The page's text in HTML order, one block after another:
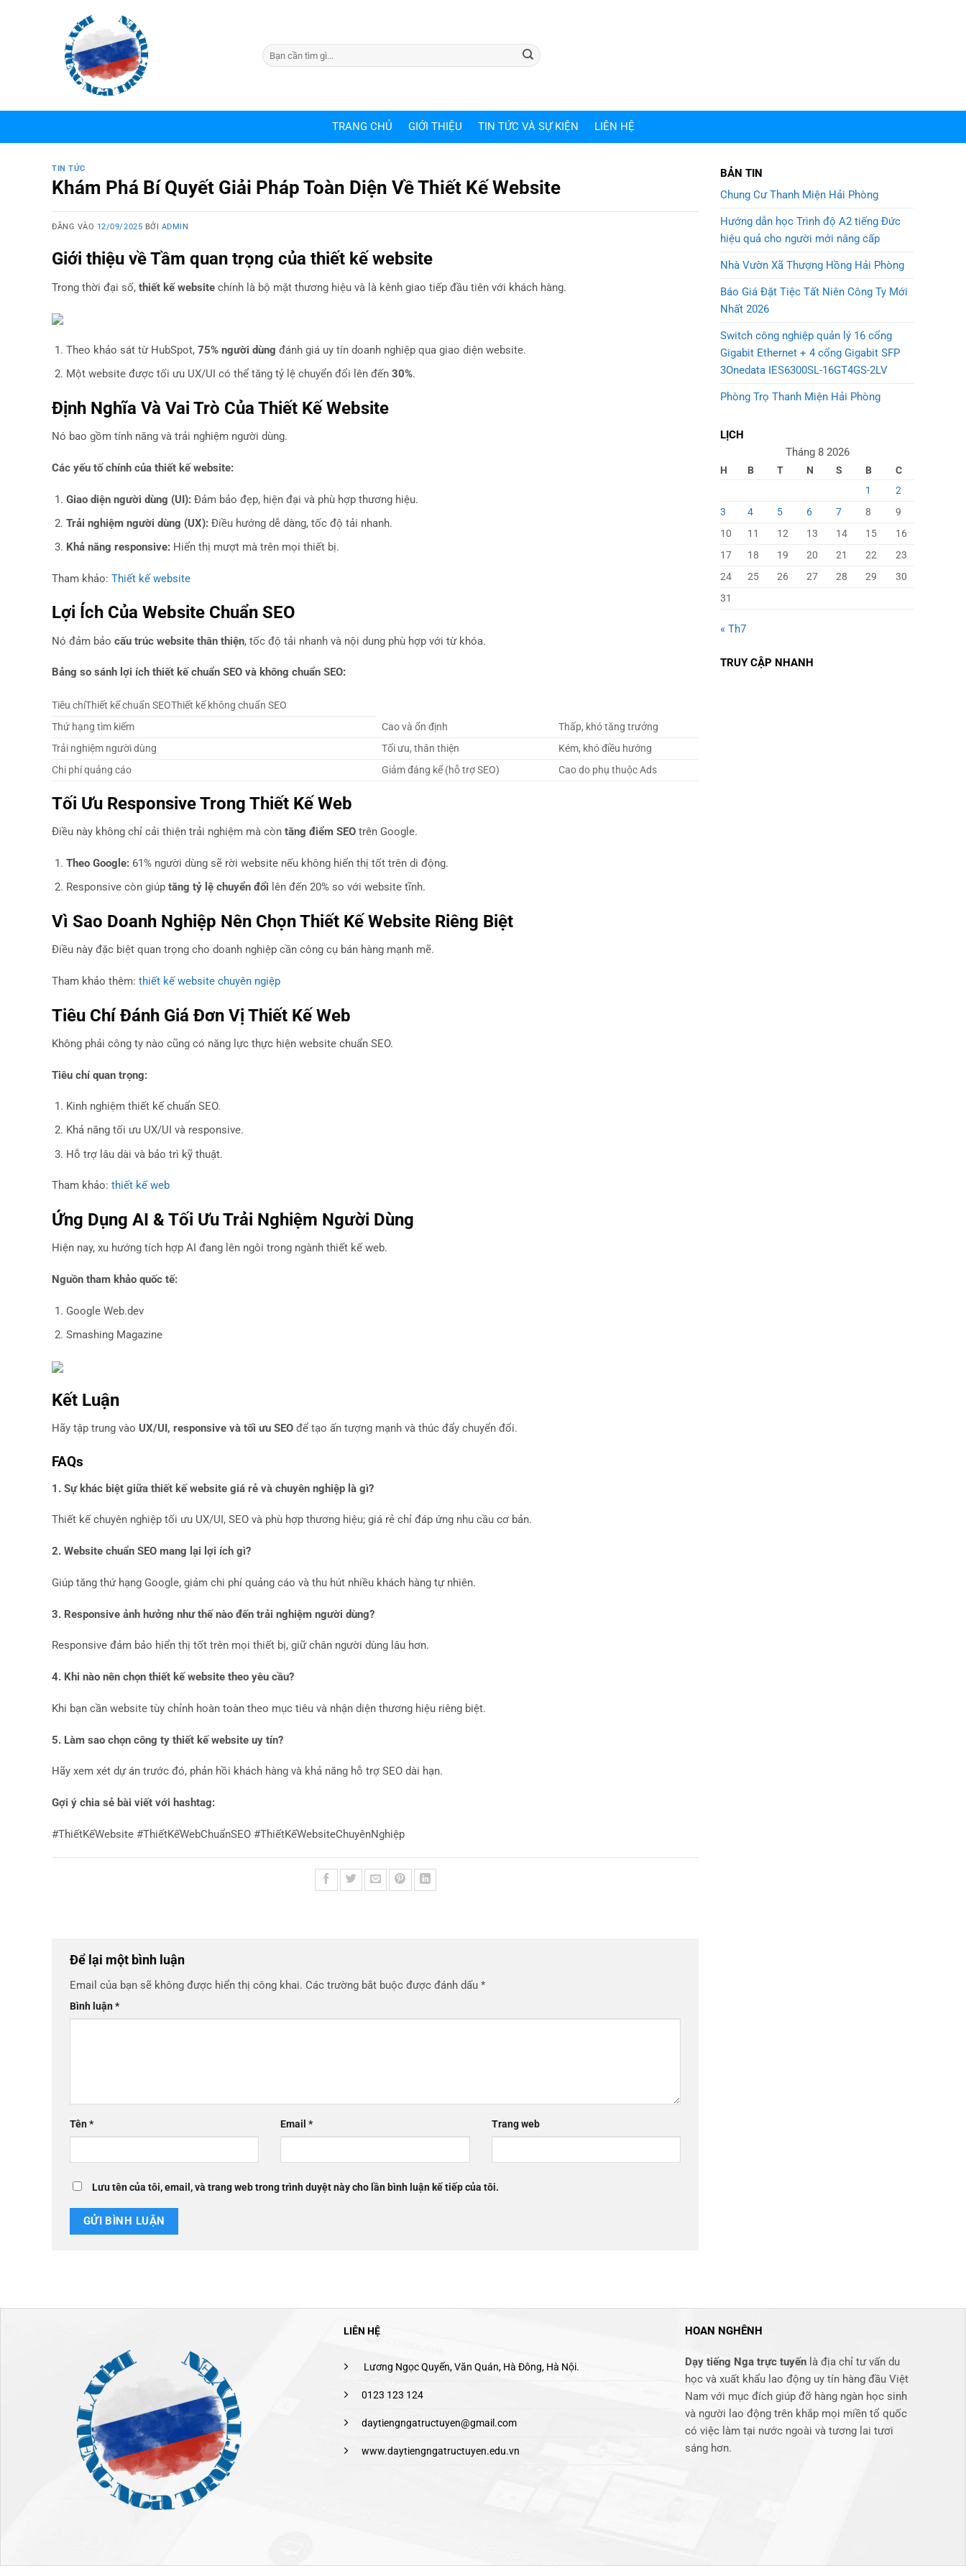
TRANG CHỦ GIỚI THIỆU TIN TỨC VÀ SỰ KIỆN LIÊN HỆ
TIN TỨC
Khám Phá Bí Quyết Giải Pháp Toàn Diện Về Thiết Kế Website
ĐĂNG VÀO 12/09/2025 BỞI ADMIN
Giới thiệu về Tầm quan trọng của thiết kế website
Trong thời đại số, thiết kế website chính là bộ mặt thương hiệu và là kênh giao tiếp đầu tiên với khách hàng.
Theo khảo sát từ HubSpot, 75% người dùng đánh giá uy tín doanh nghiệp qua giao diện website.
Một website được tối ưu UX/UI có thể tăng tỷ lệ chuyển đổi lên đến 30%.
Định Nghĩa Và Vai Trò Của Thiết Kế Website
Nó bao gồm tính năng và trải nghiệm người dùng.
Các yếu tố chính của thiết kế website:
Giao diện người dùng (UI):Đảm bảo đẹp, hiện đại và phù hợp thương hiệu.
Trải nghiệm người dùng (UX):Điều hướng dễ dàng, tốc độ tải nhanh.
Khả năng responsive:Hiển thị mượt mà trên mọi thiết bị.
Tham khảo: Thiết kế website
Lợi Ích Của Website Chuẩn SEO
Nó đảm bảo cấu trúc website thân thiện, tốc độ tải nhanh và nội dung phù hợp với từ khóa.
Bảng so sánh lợi ích thiết kế chuẩn SEO và không chuẩn SEO:
Tiêu chíThiết kế chuẩn SEOThiết kế không chuẩn SEO
Thứ hạng tìm kiếm
Cao và ổn định
Thấp, khó tăng trưởng
Trải nghiệm người dùng
Tối ưu, thân thiện
Kém, khó điều hướng
Chi phí quảng cáo
Giảm đáng kể (hỗ trợ SEO) Cao do phụ thuộc Ads
Tối Ưu Responsive Trong Thiết Kế Web
Điều này không chỉ cải thiện trải nghiệm mà còn tăng điểm SEO trên Google.
Theo Google:61% người dùng sẽ rời website nếu không hiển thị tốt trên di động.
Responsive còn giúp tăng tỷ lệ chuyển đổi lên đến 20% so với website tĩnh.
Vì Sao Doanh Nghiệp Nên Chọn Thiết Kế Website Riêng Biệt
Điều này đặc biệt quan trọng cho doanh nghiệp cần công cụ bán hàng mạnh mẽ.
Tham khảo thêm: thiết kế website chuyên ngiệp
Tiêu Chí Đánh Giá Đơn Vị Thiết Kế Web
Không phải công ty nào cũng có năng lực thực hiện website chuẩn SEO.
Tiêu chí quan trọng:
Kinh nghiệm thiết kế chuẩn SEO.
Khả năng tối ưu UX/UI và responsive.
Hỗ trợ lâu dài và bảo trì kỹ thuật.
Tham khảo: thiết kế web
Ứng Dụng AI & Tối Ưu Trải Nghiệm Người Dùng
Hiện nay, xu hướng tích hợp AI đang lên ngôi trong ngành thiết kế web.
Nguồn tham khảo quốc tế:
Google Web.dev
Smashing Magazine
Kết Luận
Hãy tập trung vào UX/UI, responsive và tối ưu SEO để tạo ấn tượng mạnh và thúc đẩy chuyển đổi.
FAQs
1. Sự khác biệt giữa thiết kế website giá rẻ và chuyên nghiệp là gì?
Thiết kế chuyên nghiệp tối ưu UX/UI, SEO và phù hợp thương hiệu; giá rẻ chỉ đáp ứng nhu cầu cơ bản.
2. Website chuẩn SEO mang lại lợi ích gì?
Giúp tăng thứ hạng Google, giảm chi phí quảng cáo và thu hút nhiều khách hàng tự nhiên.
3. Responsive ảnh hưởng như thế nào đến trải nghiệm người dùng?
Responsive đảm bảo hiển thị tốt trên mọi thiết bị, giữ chân người dùng lâu hơn.
4. Khi nào nên chọn thiết kế website theo yêu cầu?
Khi bạn cần website tùy chỉnh hoàn toàn theo mục tiêu và nhận diện thương hiệu riêng biệt.
5. Làm sao chọn công ty thiết kế website uy tín?
Hãy xem xét dự án trước đó, phản hồi khách hàng và khả năng hỗ trợ SEO dài hạn.
Gợi ý chia sẻ bài viết với hashtag:
#ThiếtKếWebsite #ThiếtKếWebChuẩnSEO #ThiếtKếWebsiteChuyênNghiệp
Để lại một bình luận
Email của bạn sẽ không được hiển thị công khai. Các trường bắt buộc được đánh dấu *
Bình luận*
Tên* Email* Trang web
Lưu tên của tôi, email, và trang web trong trình duyệt này cho lần bình luận kế tiếp của tôi.
BẢN TIN
Chung Cư Thanh Miện Hải Phòng
Hướng dẫn học Trình độ A2 tiếng Đức
hiệu quả cho người mới nâng cấp
Nhà Vườn Xã Thượng Hồng Hải Phòng
Báo Giá Đặt Tiệc Tất Niên Công Ty Mới
Nhất 2026
Switch công nghiệp quản lý 16 cổng
Gigabit Ethernet + 4 cổng Gigabit SFP
3Onedata IES6300SL-16GT4GS-2LV
Phòng Trọ Thanh Miện Hải Phòng
LỊCH
Tháng 8 2026
H B T N S B
C
1
2
3
4 5 6 7 8
9
10
11 12 13 14 15
16
17
18 19 20 21 22
23
24
25 26 27 28 29
30
31
« Th7
TRUY CẬP NHANH
LIÊN HỆ
Lương Ngọc Quyến, Văn Quán, Hà Đông, Hà Nội.
0123 123 124
daytiengngatructuyen@gmail.com
www.daytiengngatructuyen.edu.vn
HOAN NGHÊNH
Dạy tiếng Nga trực tuyến là địa chỉ tư vấn du
học và xuất khẩu lao động uy tín hàng đầu Việt
Nam với mục đích giúp đỡ hàng ngàn học sinh
và người lao động trên khắp mọi miền tổ quốc
có việc làm tại nước ngoài và tương lai tươi
sáng hơn​.